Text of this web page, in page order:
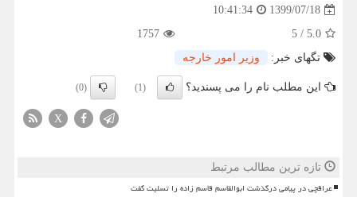
1399/07/18
10:41:34
5.0
/
5
1757
تگهای خبر:
وزیر امور خارجه
این مطلب نام را می پسندید؟ (1)
(0)
X
تازه ترین مطالب مرتبط
عراقچی در پیامی درگذشت ابوالقاسم قاسم زاده را تسلیت گفت